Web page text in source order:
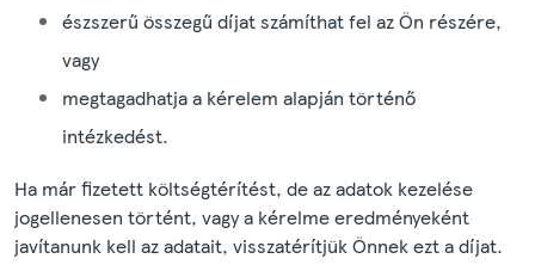
észszerű összegű díjat számíthat fel az Ön részére,
vagy
megtagadhatja a kérelem alapján történő
intézkedést.
Ha már fizetett költségtérítést, de az adatok kezelése
jogellenesen történt, vagy a kérelme eredményeként
javítanunk kell az adatait, visszatérítjük Önnek ezt a díjat.